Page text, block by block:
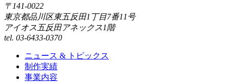
〒141-0022
東京都品川区東五反田1丁目7番11号
アイオス五反田アネックス1階
tel. 03-6433-0370
ニュース & トピックス
制作実績
事業内容